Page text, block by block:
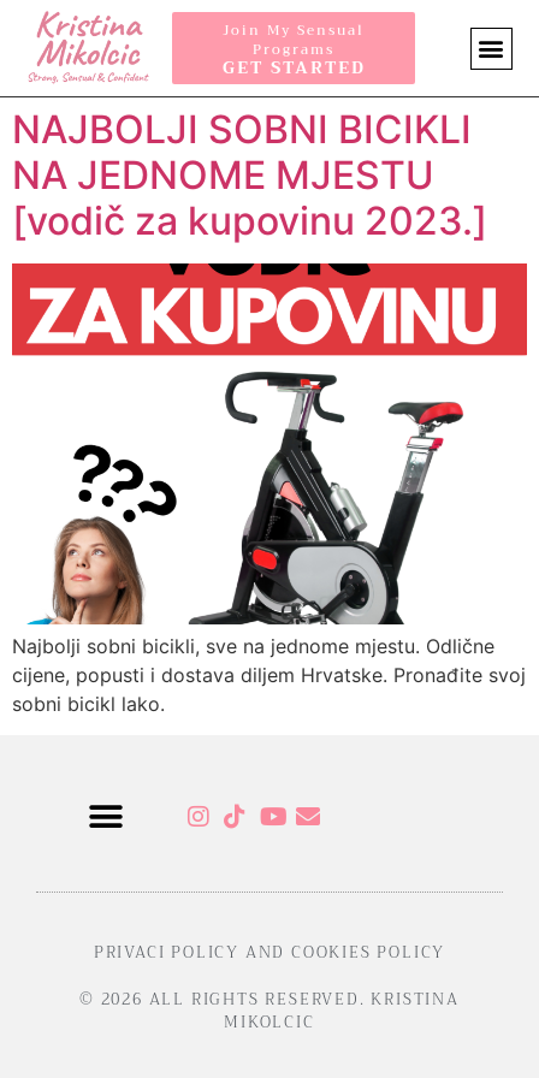
Join My Sensual
Programs
GET STARTED
NAJBOLJI SOBNI BICIKLI
NA JEDNOME MJESTU
[vodič za kupovinu 2023.]
Najbolji sobni bicikli, sve na jednome mjestu. Odlične
cijene, popusti i dostava diljem Hrvatske. Pronađite svoj
sobni bicikl lako.
PRIVACI POLICY AND COOKIES POLICY
© 2026 ALL RIGHTS RESERVED. KRISTINA
MIKOLCIC